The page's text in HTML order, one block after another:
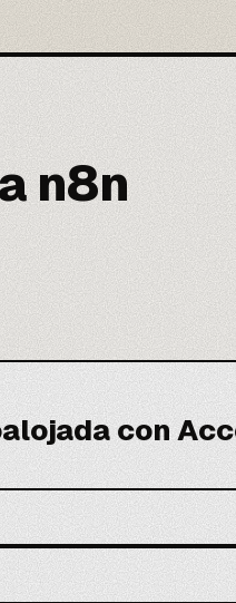
n8n
con